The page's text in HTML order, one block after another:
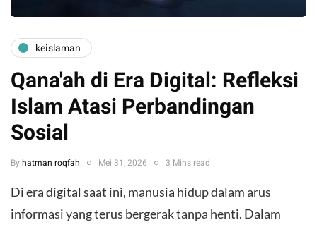
keislaman
Qana'ah di Era Digital: Refleksi
Islam Atasi Perbandingan
Sosial
By hatman roqfah Mei 31, 2026 3 Mins read
Di era digital saat ini, manusia hidup dalam arus
informasi yang terus bergerak tanpa henti. Dalam